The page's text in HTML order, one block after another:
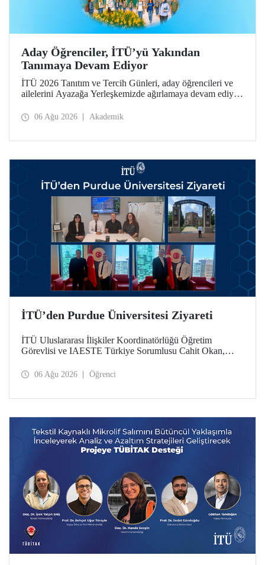
Aday Öğrenciler, İTÜ’yü Yakından
Tanımaya Devam Ediyor
İTÜ 2026 Tanıtım ve Tercih Günleri, aday öğrencileri ve
ailelerini Ayazağa Yerleşkemizde ağırlamaya devam ediyor.
ilgili fakülte ve birimler adaylara bilgi vermeye devam
06 Ağu 2026 Akademik
İTÜ’den Purdue Üniversitesi Ziyareti
İTÜ Uluslararası İlişkiler Koordinatörlüğü Öğretim
Görevlisi ve IAESTE Türkiye Sorumlusu Cahit Okan,
Temmuz tarihlerinde ABD’de dünyanın önde gelen
06 Ağu 2026 Öğrenci